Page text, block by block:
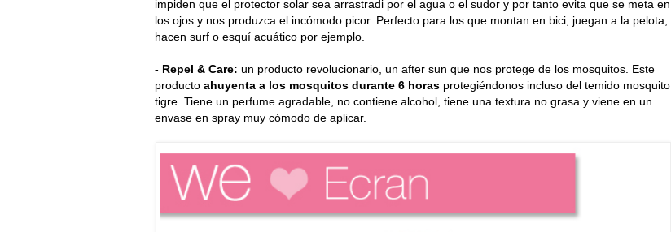
impiden que el protector solar sea arrastradi por el agua o el sudor y por tanto evita que se meta en
los ojos y nos produzca el incómodo picor. Perfecto para los que montan en bici, juegan a la pelota,
hacen surf o esquí acuático por ejemplo.
- Repel & Care: un producto revolucionario, un after sun que nos protege de los mosquitos. Este
producto ahuyenta a los mosquitos durante 6 horas protegiéndonos incluso del temido mosquito
tigre. Tiene un perfume agradable, no contiene alcohol, tiene una textura no grasa y viene en un
envase en spray muy cómodo de aplicar.